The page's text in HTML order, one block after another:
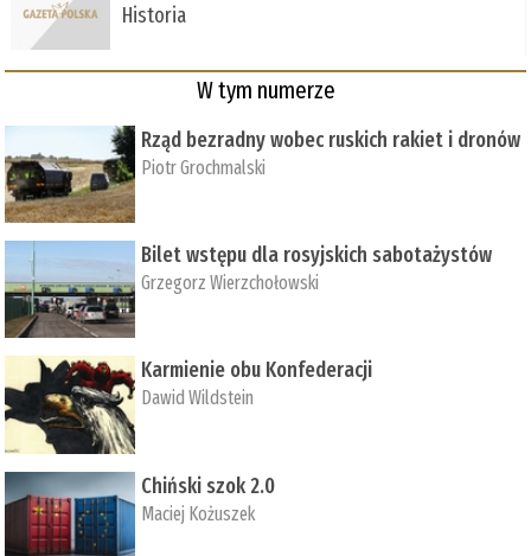
Historia
W tym numerze
Rząd bezradny wobec ruskich rakiet i dronów
Piotr Grochmalski
Bilet wstępu dla rosyjskich sabotażystów
Grzegorz Wierzchołowski
Karmienie obu Konfederacji
Dawid Wildstein
Chiński szok 2.0
Maciej Kożuszek